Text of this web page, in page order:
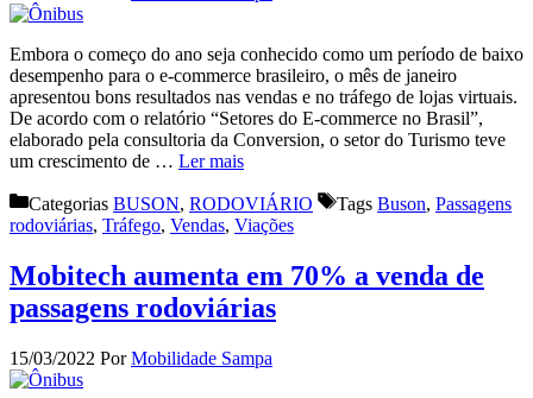
Embora o começo do ano seja conhecido como um período de baixo
desempenho para o e-commerce brasileiro, o mês de janeiro
apresentou bons resultados nas vendas e no tráfego de lojas virtuais.
De acordo com o relatório “Setores do E-commerce no Brasil”,
elaborado pela consultoria da Conversion, o setor do Turismo teve
um crescimento de … Ler mais
Categorias BUSON, RODOVIÁRIO Tags Buson, Passagens
rodoviárias, Tráfego, Vendas, Viações
Mobitech aumenta em 70% a venda de
passagens rodoviárias
15/03/2022 PorMobilidade Sampa